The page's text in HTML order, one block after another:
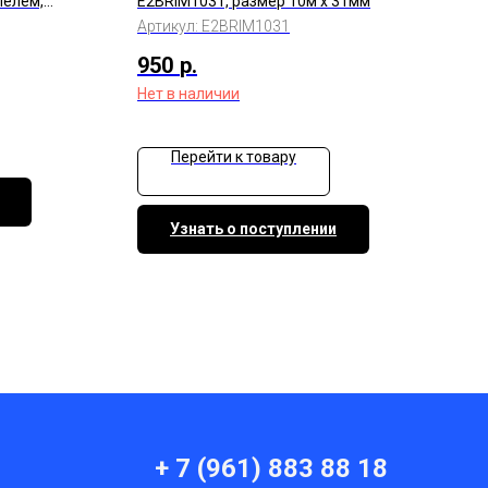
Артикул: E2BRIM1031
950 р.
Нет в наличии
Перейти к товару
Узнать о поступлении
+ 7 (961) 883 88 18